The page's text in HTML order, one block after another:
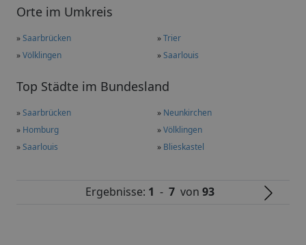
Orte im Umkreis
»Saarbrücken »Trier
»Völklingen »Saarlouis
Top Städte im Bundesland
»Saarbrücken » Neunkirchen
» Homburg »Völklingen
»Saarlouis » Blieskastel
Ergebnisse: 1 -7 von93